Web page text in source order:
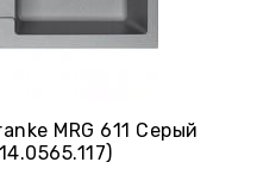
MRG 611 Серый